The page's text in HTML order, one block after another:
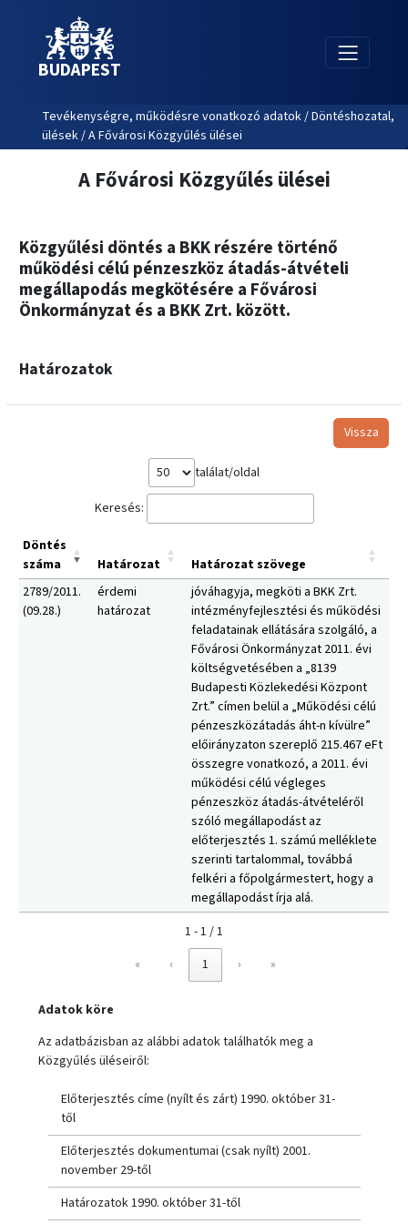
BUDAPEST
Tevékenységre, működésre vonatkozó adatok / Döntéshozatal,
ülések / A Fővárosi Közgyűlés ülései
A Fővárosi Közgyűlés ülései
Közgyűlési döntés a BKK részére történő
működési célú pénzeszköz átadás-átvételi
megállapodás megkötésére a Fővárosi
Önkormányzat és a BKK Zrt. között.
Határozatok
Vissza
találat/oldal
Keresés:
Döntés
száma
Határozat
Határozat szövege
2789/2011.
(09.28.)
érdemi
határozat
jóváhagyja, megköti a BKK Zrt.
intézményfejlesztési és működési
feladatainak ellátására szolgáló, a
Fővárosi Önkormányzat 2011. évi
költségvetésében a „8139
Budapesti Közlekedési Központ
Zrt.” címen belül a „Működési célú
pénzeszközátadás áht-n kívülre”
előirányzaton szereplő 215.467 eFt
összegre vonatkozó, a 2011. évi
működési célú végleges
pénzeszköz átadás-átvételéről
szóló megállapodást az
előterjesztés 1. számú melléklete
szerinti tartalommal, továbbá
felkéri a főpolgármestert, hogy a
megállapodást írja alá.
1 - 1 / 1
«
‹ 1 › »
Adatok köre
Az adatbázisban az alábbi adatok találhatók meg a
Közgyűlés üléseiről:
Előterjesztés címe (nyílt és zárt) 1990. október 31-
től
Előterjesztés dokumentumai (csak nyílt) 2001.
november 29-től
Határozatok 1990. október 31-től